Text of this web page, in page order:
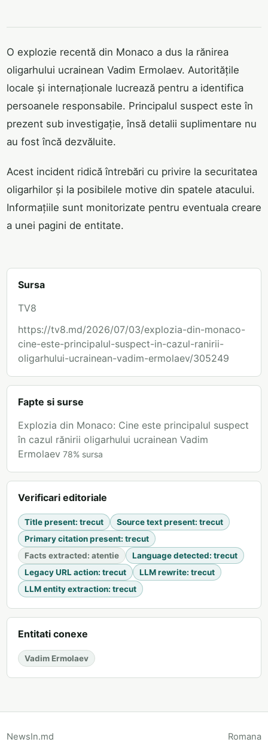
O explozie recentă din Monaco a dus la rănirea
oligarhului ucrainean Vadim Ermolaev. Autoritățile
locale și internaționale lucrează pentru a identifica
persoanele responsabile. Principalul suspect este în
prezent sub investigație, însă detalii suplimentare nu
au fost încă dezvăluite.
Acest incident ridică întrebări cu privire la securitatea
oligarhilor și la posibilele motive din spatele atacului.
Informațiile sunt monitorizate pentru eventuala creare
a unei pagini de entitate.
Sursa
TV8
https://tv8.md/2026/07/03/explozia-din-monaco-
cine-este-principalul-suspect-in-cazul-ranirii-
oligarhului-ucrainean-vadim-ermolaev/305249
Fapte si surse
Explozia din Monaco: Cine este principalul suspect
în cazul rănirii oligarhului ucrainean Vadim
Ermolaev 78% sursa
Verificari editoriale
Title present: trecut Source text present: trecut
Primary citation present: trecut
Facts extracted: atentie Language detected: trecut
Legacy URL action: trecut LLM rewrite: trecut
LLM entity extraction: trecut
Entitati conexe
Vadim Ermolaev
NewsIn.md Romana